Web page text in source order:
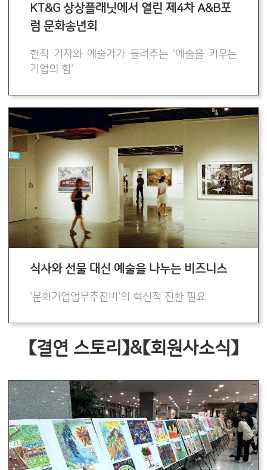
KT&G 상상플래닛에서 열린 제4차 A&B포
럼 문화송년회
현직 기자와 예술가가 들려주는 '예술을 키우는
기업의 힘'
식사와 선물 대신 예술을 나누는 비즈니스
'문화기업업무추진비'의 혁신적 전환 필요
【결연 스토리】&【회원사소식】